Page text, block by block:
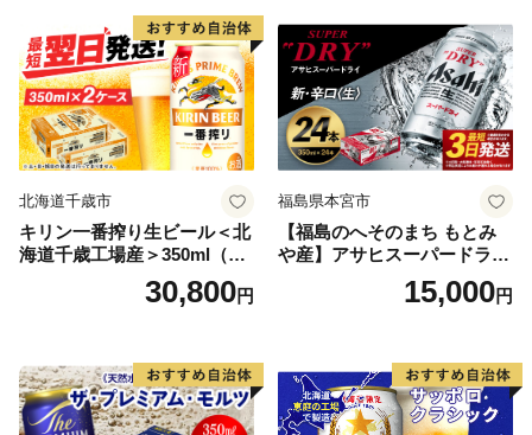
北海道千歳市
キリン一番搾り生ビール＜北
海道千歳工場産＞350ml（24
30,800円
福島県本宮市
【福島のへそのまち もとみ
や産】アサヒスーパードライ
350ml×24本 合計8.4L 1ケー
ス アルコール度数5% 缶ビー
口 送料無料 カメイ 本宮市
【07214-0206】
15,000円